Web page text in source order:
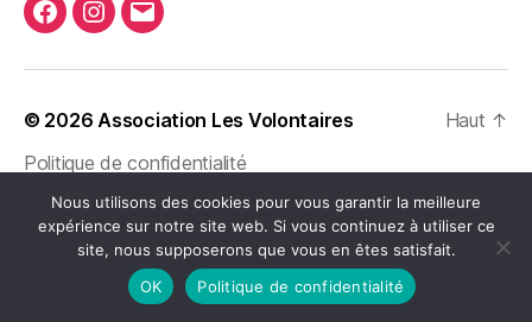
Facebook
Instagram
E-
© 2026Association Les Volontaires
Politique de confidentialité
Haut ↑
Nous utilisons des cookies pour vous garantir la meilleure
expérience sur notre site web. Si vous continuez à utiliser ce
site, nous supposerons que vous en êtes satisfait.
OK
Politique de confidentialité